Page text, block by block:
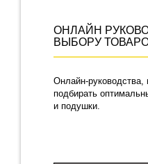
ОНЛАЙН
ВЫБОРУ
Онлайн-руководства,
подбирать
и подушки.